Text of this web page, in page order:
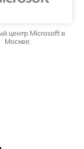
центр Microsoft в
Москве